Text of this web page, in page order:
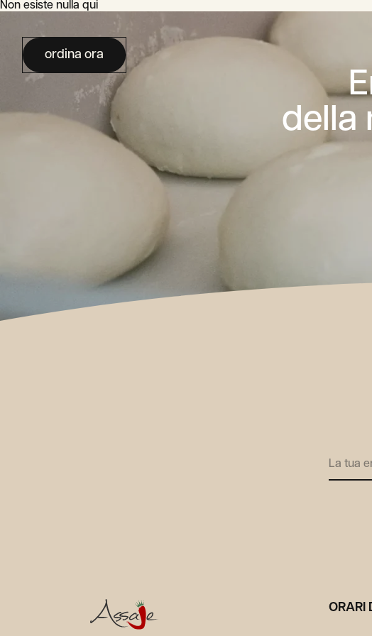
ordina ora
Non esiste nulla qui
della
ORARI